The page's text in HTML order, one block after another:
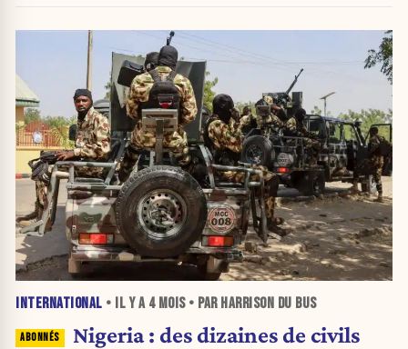
INTERNATIONAL • IL Y A 4 MOIS• PAR HARRISON DU BUS
Nigeria : des dizaines de civils